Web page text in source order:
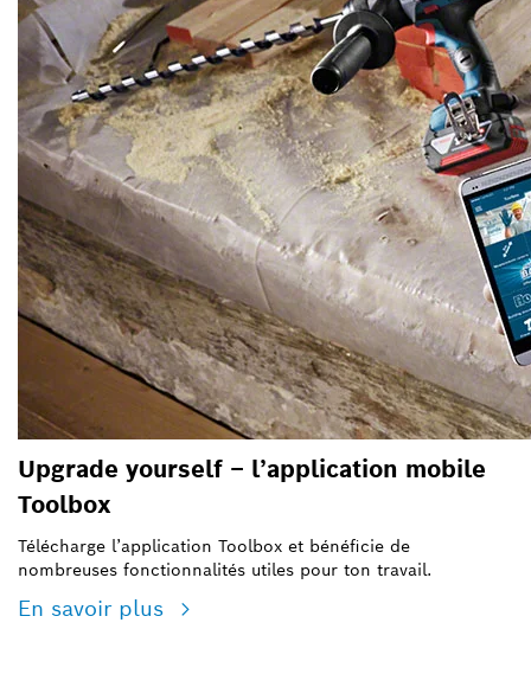
Upgrade yourself – l’application mobile
Toolbox
Télécharge l’application Toolbox et bénéficie de
nombreuses fonctionnalités utiles pour ton travail.
En savoir plus